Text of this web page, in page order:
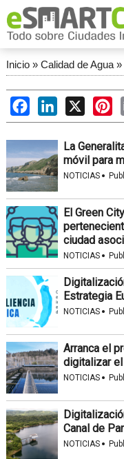
Inicio» Calidad de Agua»
FacebookLinkedIn
X
La
móvil para
NOTICIAS ·
El Green
ciudad
NOTICIAS ·
Estrategia
NOTICIAS ·
Arranca el
digitalizar
NOTICIAS ·
Canal de
NOTICIAS ·